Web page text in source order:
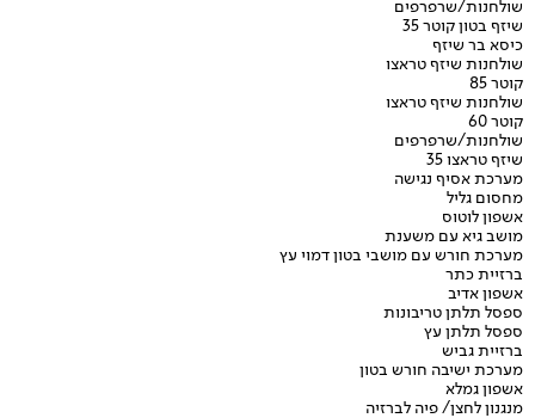
שולחנות/שרפרפים
שיזף בטון קוטר 35
כיסא בר שיזף
שולחנות שיזף טראצו
קוטר 85
שולחנות שיזף טראצו
קוטר 60
שולחנות/שרפרפים
שיזף טראצו 35
מערכת אסיף נגישה
מחסום גליל
אשפון לוטוס
מושב גיא עם משענת
מערכת חורש עם מושבי בטון דמוי עץ
ברזיית כתר
אשפון אדיב
ספסל תלתן טריבונות
ספסל תלתן עץ
ברזיית גביש
מערכת ישיבה חורש בטון
אשפון גמלא
מנגנון לחצן/ פיה לברזיה